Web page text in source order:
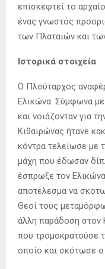
επισκεφτεί το
ένας γνωστός
των Πλαταιών και
Ιστορικά στοιχεία
Ο Πλούταρχος
Ελικώνα. Σύμφωνα
και νοιάζονταν για
Κιθαιρώνας ήτανε
κόντρα τελείωσε με
μάχη που έδωσαν
έσπρωξε τον
αποτέλεσμα να
Θεοί τους
άλλη παράδοση στον
που τρομοκρατούσε
οποίο και σκότωσε ο